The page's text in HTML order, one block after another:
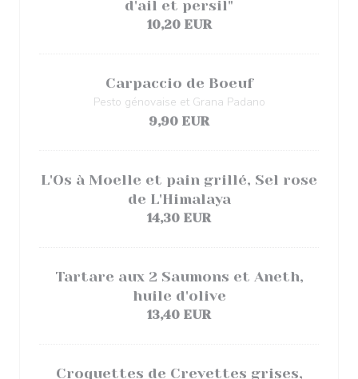
d'ail et persil"
10,20 EUR
Carpaccio de Boeuf
Pesto génovaise et Grana Padano
9,90 EUR
L'Os à Moelle et pain grillé, Sel rose
de L'Himalaya
14,30 EUR
Tartare aux 2 Saumons et Aneth,
huile d'olive
13,40 EUR
Croquettes de Crevettes grises,